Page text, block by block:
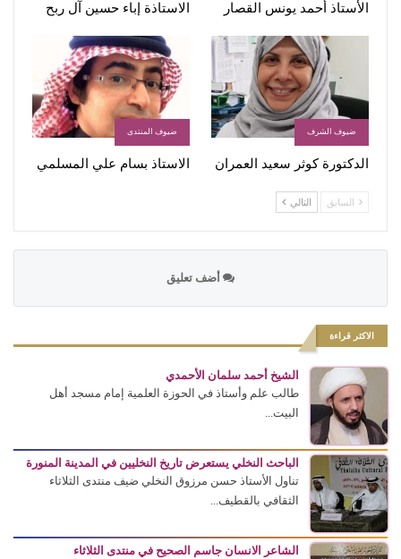
الأستاذ أحمد يونس القصار الاستاذة إباء حسين آل ربح
ضيوف الشرف
الدكتورة كوثر سعيد العمران
ضيوف المنتدى
الاستاذ بسام علي المسلمي
السابق التالي
أضف تعليق
الاكثر قراءة
الشيخ أحمد سلمان الأحمدي
طالب علم وأستاذ في الحوزة العلمية إمام مسجد أهل
البيت...
الباحث النخلي يستعرض تاريخ النخليين في المدينة المنورة
تناول الأستاذ حسن مرزوق النخلي ضيف منتدى الثلاثاء
الثقافي بالقطيف...
الشاعر الانسان جاسم الصحيح في منتدى الثلاثاء